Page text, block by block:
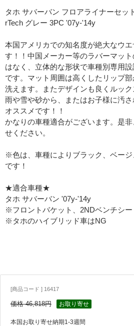
タホ サバーバン フロアライナーセッ
rTech グレー 3PC '07y-'14y
本国アメリカでの知名度が絶大なウ
す！！中国メーカー等のラバーマッ
はなく、立体的な形状で車種別専用
です。マット周囲は高くしたリップ
洗えます。またデザインも良くルック
雨や雪や砂から、またはお子様に汚
オススメです！！
かなりの車種適合がございます。是
せください。
※色は、車種によりブラック、ベー
です！
★適合車種★
タホ サバーバン '07y-'14y
※フロントバケット、2NDベンチシー
※タホのハイブリッド車はNG
[商品コード ] 16417
価格 46,818円 お取り寄せ
本国お取り寄せ納期1-3週間